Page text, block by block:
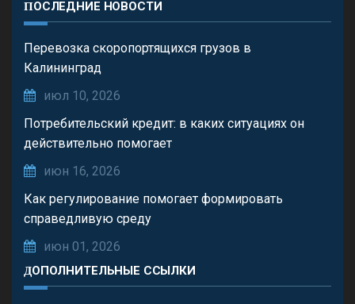
ПОСЛЕДНИЕ НОВОСТИ
Перевозка скоропортящихся грузов в
Калининград
июл 10, 2026
Потребительский кредит: в каких ситуациях он
действительно помогает
июн 16, 2026
Как регулирование помогает формировать
справедливую среду
июн 01, 2026
ДОПОЛНИТЕЛЬНЫЕ ССЫЛКИ